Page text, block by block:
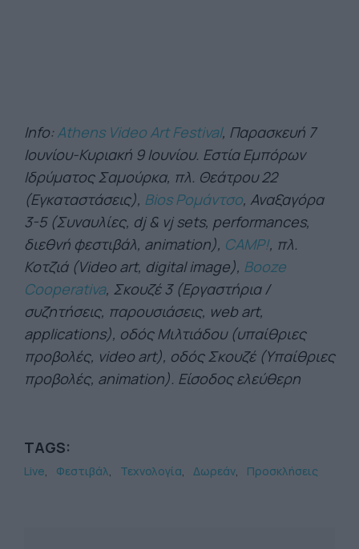
Info:Athens Video Art Festival, Παρασκευή 7
Ιουνίου-Κυριακή 9 Ιουνίου. Εστία Εμπόρων
Ιδρύματος Σαμούρκα, πλ. Θεάτρου 22
(Εγκαταστάσεις), Bios Ρομάντσο, Αναξαγόρα
3-5 (Συναυλίες, dj & vj sets, performances,
διεθνή φεστιβάλ, animation), CAMP!, πλ.
Κοτζιά (Video art, digital image), Booze
Cooperativa, Σκουζέ 3 (Εργαστήρια /
συζητήσεις, παρουσιάσεις, web art,
applications), οδός Μιλτιάδου (υπαίθριες
προβολές, video art), οδός Σκουζέ (Υπαίθριες
προβολές, animation). Είσοδος ελεύθερη
TAGS:
Live Φεστιβάλ Τεχνολογία Δωρεάν Προσκλήσεις